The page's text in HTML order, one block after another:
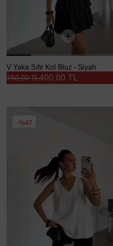
V Yaka Sıfır Kol Bluz - Siyah
400,00 TL
750,00 TL
%47